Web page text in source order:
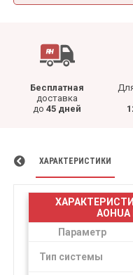
Бесплатная
доставка
до 45 дней
ХАРАКТЕРИСТИКИ
AOHUA
Параметр
Тип системы